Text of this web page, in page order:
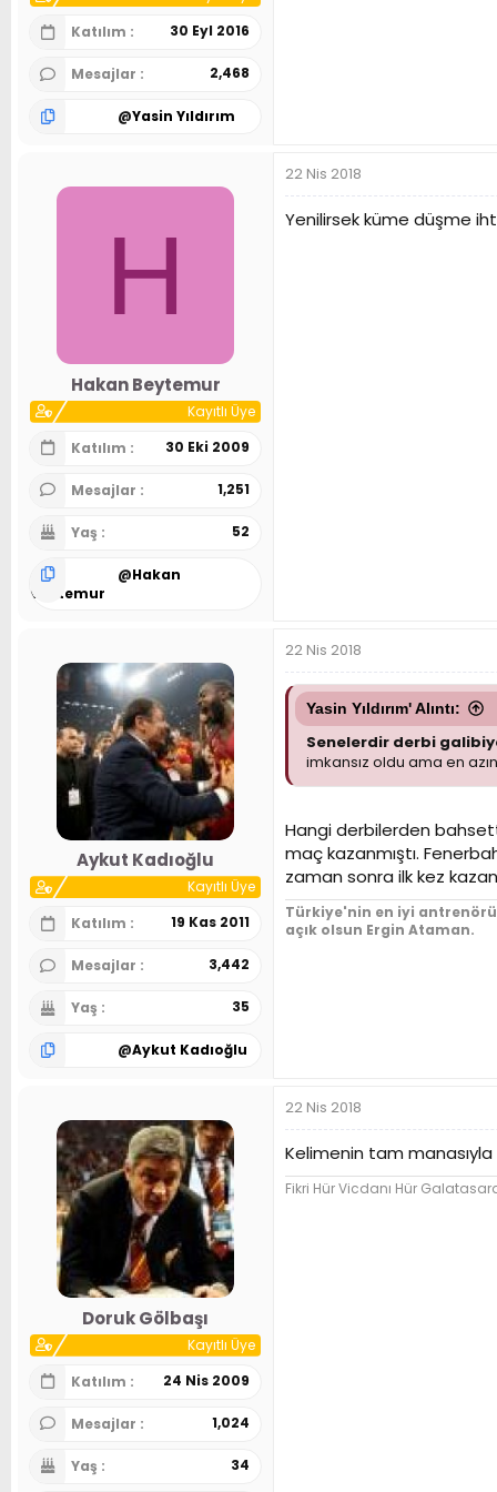
Katılım
30 Eyl 2016
Mesajlar 2,468
@Yasin Yıldırım
H
Hakan Beytemur
Kayıtlı Üye
Katılım
30 Eki 2009
Mesajlar 1,251
Yaş 52
@Hakan
Beytemur
22 Nis 2018
Yenilirsek küme düşme
Aykut Kadıoğlu
Kayıtlı Üye
Katılım
19 Kas 2011
Mesajlar 3,442
Yaş 35
@Aykut Kadıoğlu
22 Nis 2018
Yasin Yıldırım' Alıntı:
Senelerdir derbi
imkansız oldu ama en
Hangi derbilerden
maç kazanmıştı.
zaman sonra ilk kez
Türkiye'nin en iyi
açık olsun Ergin Ataman.
Doruk Gölbaşı
Kayıtlı Üye
Katılım
24 Nis 2009
Mesajlar 1,024
Yaş 34
22 Nis 2018
Kelimenin tam manasıyla
Fikri Hür Vicdanı Hür